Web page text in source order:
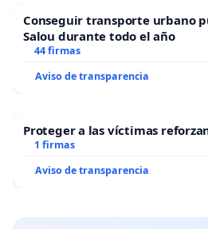
Conseguir transporte urbano
Salou durante todo el año
44 firmas
Aviso de transparencia
Proteger a las víctimas
1 firmas
Aviso de transparencia